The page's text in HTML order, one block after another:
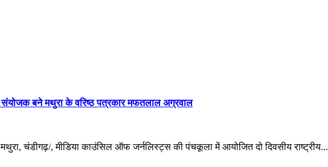
बने मथुरा के वरिष्ठ पत्रकार मफतलाल अग्रवाल
चंडीगढ़/, मीडिया काउंसिल ऑफ जर्नलिस्ट्स की पंचकूला में आयोजित दो दिवसीय राष्ट्रीय...